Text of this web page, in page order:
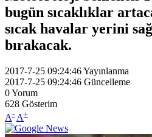
bugün sıcaklıklar
sıcak havalar yerini
bırakacak.
2017-7-25 09:24:46Yayınlanma
2017-7-25 09:24:46 Güncelleme
0Yorum
628 Gösterim
A- A+